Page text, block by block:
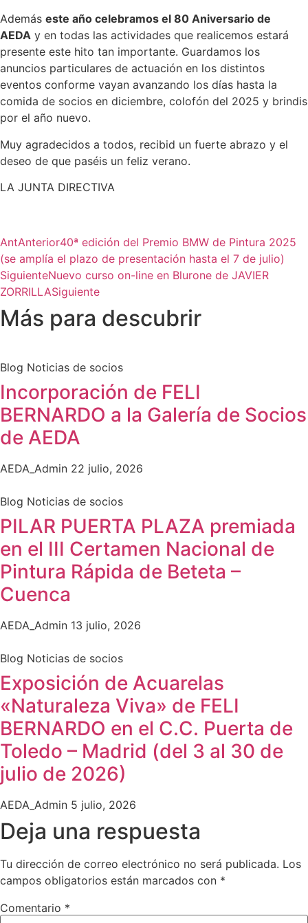
Además este año celebramos el 80 Aniversario de
AEDA y en todas las actividades que realicemos estará
presente este hito tan importante. Guardamos los
anuncios particulares de actuación en los distintos
eventos conforme vayan avanzando los días hasta la
comida de socios en diciembre, colofón del 2025 y brindis
por el año nuevo.
Muy agradecidos a todos, recibid un fuerte abrazo y el
deseo de que paséis un feliz verano.
LA JUNTA DIRECTIVA
AntAnterior40ª edición del Premio BMW de Pintura 2025
(se amplía el plazo de presentación hasta el 7 de julio)
SiguienteNuevo curso on-line en Blurone de JAVIER
ZORRILLASiguiente
Más para descubrir
Blog Noticias de socios
Incorporación de FELI
BERNARDO a la Galería de Socios
de AEDA
AEDA_Admin 22 julio, 2026
Blog Noticias de socios
PILAR PUERTA PLAZA premiada
en el III Certamen Nacional de
Pintura Rápida de Beteta –
Cuenca
AEDA_Admin 13 julio, 2026
Blog Noticias de socios
Exposición de Acuarelas
«Naturaleza Viva» de FELI
BERNARDO en el C.C. Puerta de
Toledo – Madrid (del 3 al 30 de
julio de 2026)
AEDA_Admin 5 julio, 2026
Deja una respuesta
Tu dirección de correo electrónico no será publicada. Los
campos obligatorios están marcados con *
Comentario *